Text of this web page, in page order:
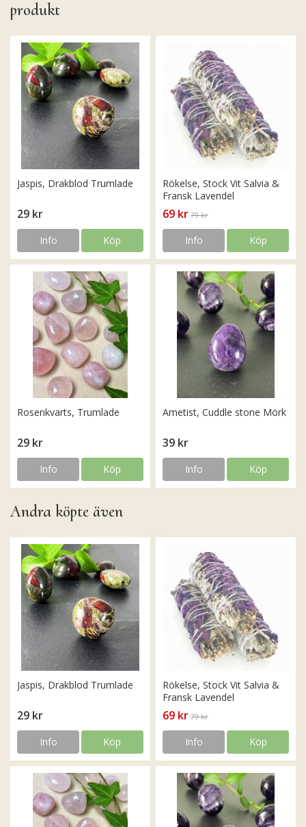
produkt
Jaspis, Drakblod Trumlade
29 kr
Info Köp
Rökelse, Stock Vit Salvia &
Fransk Lavendel
69 kr 79 kr
Info Köp
Rosenkvarts, Trumlade
29 kr
Info Köp
Ametist, Cuddle stone Mörk
39 kr
Info Köp
Andra köpte även
Jaspis, Drakblod Trumlade
29 kr
Info Köp
Rökelse, Stock Vit Salvia &
Fransk Lavendel
69 kr 79 kr
Info Köp